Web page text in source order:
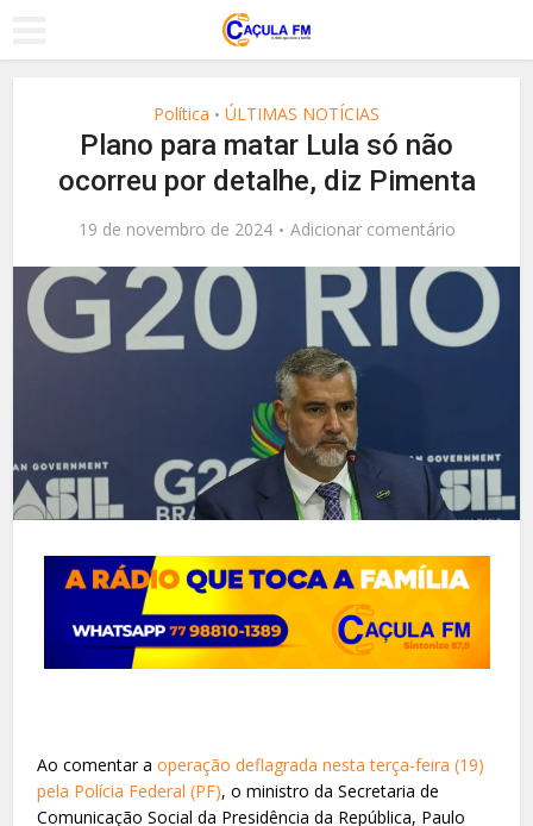
Política • ÚLTIMAS NOTÍCIAS
Plano para matar Lula só não
ocorreu por detalhe, diz Pimenta
19 de novembro de 2024 Adicionar comentário
Ao comentar aoperação deflagrada nesta terça-feira (19)
pela Polícia Federal (PF), o ministro da Secretaria de
Comunicação Social da Presidência da República, Paulo